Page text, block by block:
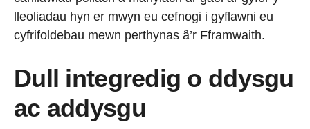
lleoliadau hyn er mwyn eu cefnogi i gyflawni eu
cyfrifoldebau mewn perthynas â’r Fframwaith.
Dull integredig o ddysgu
ac addysgu